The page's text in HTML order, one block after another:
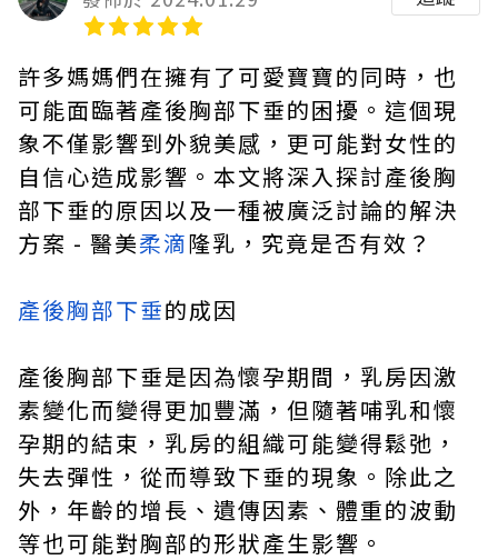
許多媽媽們在擁有了可愛寶寶的同時，也
可能面臨著產後胸部下垂的困擾。這個現
象不僅影響到外貌美感，更可能對女性的
自信心造成影響。本文將深入探討產後胸
部下垂的原因以及一種被廣泛討論的解決
方案 - 醫美柔滴隆乳，究竟是否有效？
產後胸部下垂的成因
產後胸部下垂是因為懷孕期間，乳房因激
素變化而變得更加豐滿，但隨著哺乳和懷
孕期的結束，乳房的組織可能變得鬆弛，
失去彈性，從而導致下垂的現象。除此之
外，年齡的增長、遺傳因素、體重的波動
等也可能對胸部的形狀產生影響。